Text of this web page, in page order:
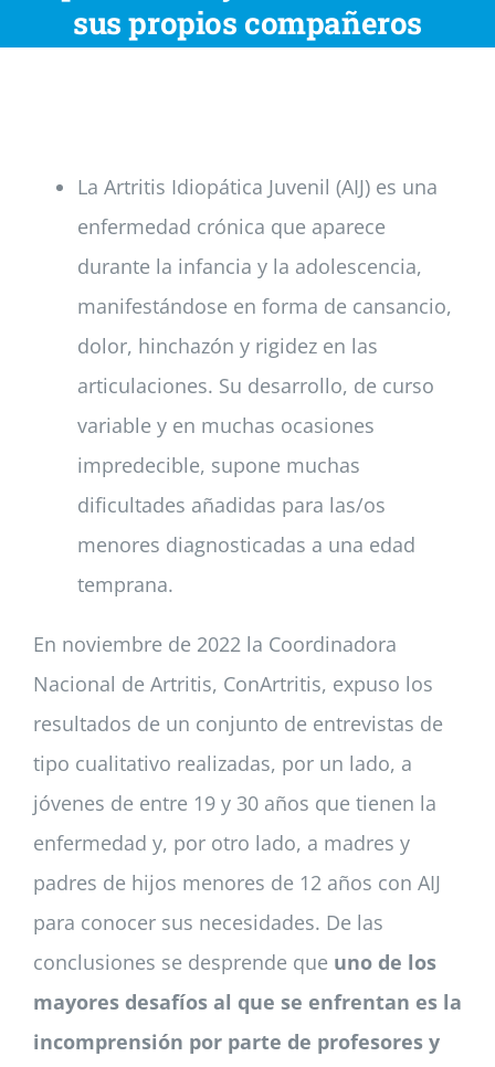
Asóciate
sus propios compañeros
La Artritis Idiopática Juvenil (AIJ) es una
enfermedad crónica que aparece
durante la infancia y la adolescencia,
manifestándose en forma de cansancio,
dolor, hinchazón y rigidez en las
articulaciones. Su desarrollo, de curso
variable y en muchas ocasiones
impredecible, supone muchas
dificultades añadidas para las/os
menores diagnosticadas a una edad
temprana.
En noviembre de 2022 la Coordinadora
Nacional de Artritis, ConArtritis, expuso los
resultados de un conjunto de entrevistas de
tipo cualitativo realizadas, por un lado, a
jóvenes de entre 19 y 30 años que tienen la
enfermedad y, por otro lado, a madres y
padres de hijos menores de 12 años con AIJ
para conocer sus necesidades. De las
conclusiones se desprende que uno de los
mayores desafíos al que se enfrentan es la
incomprensión por parte de profesores y